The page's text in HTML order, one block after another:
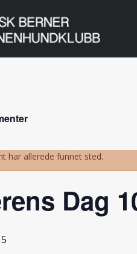
har allerede funnet sted.
Dag